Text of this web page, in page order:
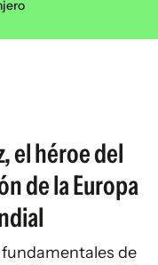
el héroe del
de la Europa
de